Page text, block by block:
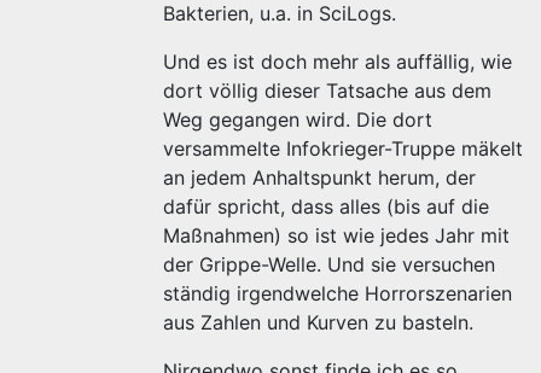
Bakterien, u.a. in SciLogs.
Und es ist doch mehr als auffällig, wie
dort völlig dieser Tatsache aus dem
Weg gegangen wird. Die dort
versammelte Infokrieger-Truppe mäkelt
an jedem Anhaltspunkt herum, der
dafür spricht, dass alles (bis auf die
Maßnahmen) so ist wie jedes Jahr mit
der Grippe-Welle. Und sie versuchen
ständig irgendwelche Horrorszenarien
aus Zahlen und Kurven zu basteln.